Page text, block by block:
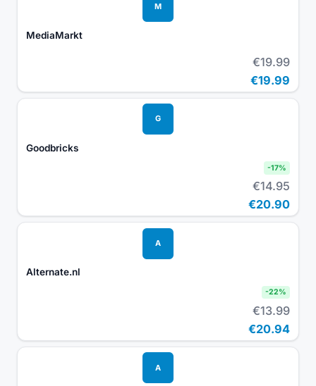
M
MediaMarkt
€19.99
€19.99
G
Goodbricks
-17%
€14.95
€20.90
A
Alternate.nl
-22%
€13.99
€20.94
A